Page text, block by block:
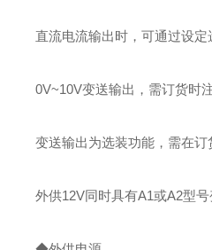
直流电流输出时，可通过设
0V~10V变送输出，需订货时
变送输出为选装功能，需在订
外供12V同时具有A1或A2型